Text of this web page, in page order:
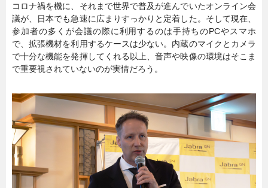
コロナ禍を機に、それまで世界で普及が進んでいたオンライン会
議が、日本でも急速に広まりすっかりと定着した。そして現在、
参加者の多くが会議の際に利用するのは手持ちのPCやスマホ
で、拡張機材を利用するケースは少ない。内蔵のマイクとカメラ
で十分な機能を発揮してくれる以上、音声や映像の環境はそこま
で重要視されていないのが実情だろう。